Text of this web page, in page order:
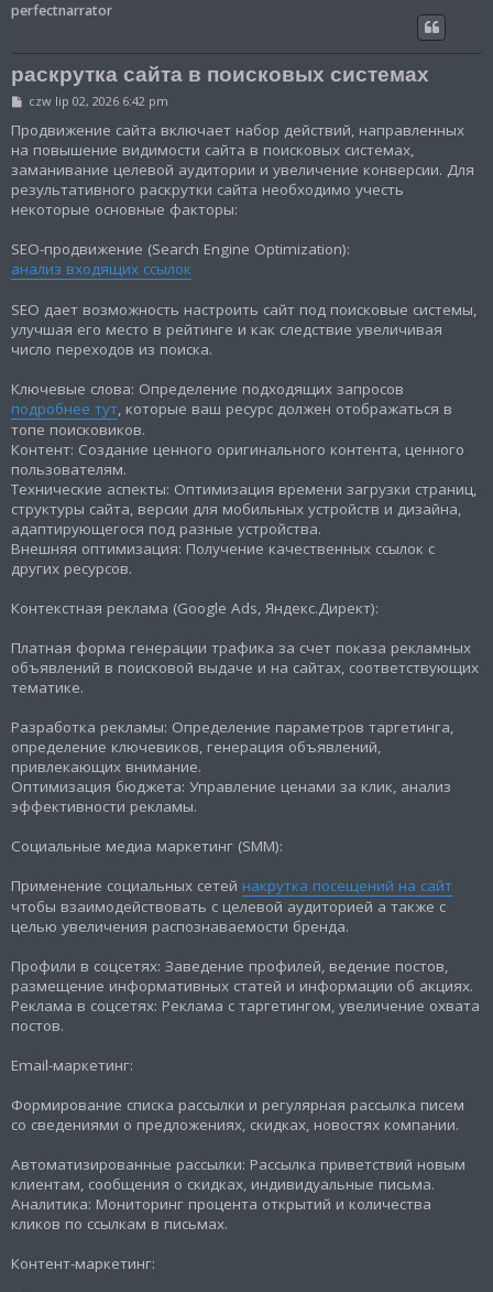
perfectnarrator
раскрутка сайта в поисковых системах
P
s
czw lip 02, 2026 6:42 pm
Продвижение сайта включает набор действий, направленных
на повышение видимости сайта в поисковых системах,
заманивание целевой аудитории и увеличение конверсии. Для
результативного раскрутки сайта необходимо учесть
некоторые основные факторы:
SEO-продвижение (Search Engine Optimization):
анализ входящих ссылок
SEO дает возможность настроить сайт под поисковые системы,
улучшая его место в рейтинге и как следствие увеличивая
число переходов из поиска.
Ключевые слова: Определение подходящих запросов
подробнее тут, которые ваш ресурс должен отображаться в
топе поисковиков.
Контент: Создание ценного оригинального контента, ценного
пользователям.
Технические аспекты: Оптимизация времени загрузки страниц,
структуры сайта, версии для мобильных устройств и дизайна,
адаптирующегося под разные устройства.
Внешняя оптимизация: Получение качественных ссылок с
других ресурсов.
Контекстная реклама (Google Ads, Яндекс.Директ):
Платная форма генерации трафика за счет показа рекламных
объявлений в поисковой выдаче и на сайтах, соответствующих
тематике.
Разработка рекламы: Определение параметров таргетинга,
определение ключевиков, генерация объявлений,
привлекающих внимание.
Оптимизация бюджета: Управление ценами за клик, анализ
эффективности рекламы.
Социальные медиа маркетинг (SMM):
Применение социальных сетей накрутка посещений на сайт
чтобы взаимодействовать с целевой аудиторией а также с
целью увеличения распознаваемости бренда.
Профили в соцсетях: Заведение профилей, ведение постов,
размещение информативных статей и информации об акциях.
Реклама в соцсетях: Реклама с таргетингом, увеличение охвата
постов.
Email-маркетинг:
Формирование списка рассылки и регулярная рассылка писем
со сведениями о предложениях, скидках, новостях компании.
Автоматизированные рассылки: Рассылка приветствий новым
клиентам, сообщения о скидках, индивидуальные письма.
Аналитика: Мониторинг процента открытий и количества
кликов по ссылкам в письмах.
Контент-маркетинг: